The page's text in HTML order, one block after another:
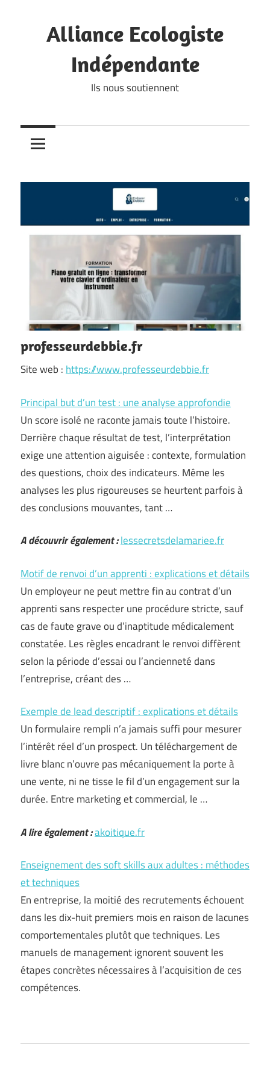
contentAlliance Ecologiste
Indépendante
Ils nous soutiennent
professeurdebbie.fr
Site web : https://www.professeurdebbie.fr
Principal but d’un test : une analyse approfondie
Un score isolé ne raconte jamais toute l’histoire.
Derrière chaque résultat de test, l’interprétation
exige une attention aiguisée : contexte, formulation
des questions, choix des indicateurs. Même les
analyses les plus rigoureuses se heurtent parfois à
des conclusions mouvantes, tant …
A découvrir également :lessecretsdelamariee.fr
Motif de renvoi d’un apprenti : explications et détails
Un employeur ne peut mettre fin au contrat d’un
apprenti sans respecter une procédure stricte, sauf
cas de faute grave ou d’inaptitude médicalement
constatée. Les règles encadrant le renvoi diffèrent
selon la période d’essai ou l’ancienneté dans
l’entreprise, créant des …
Exemple de lead descriptif : explications et détails
Un formulaire rempli n’a jamais suffi pour mesurer
l’intérêt réel d’un prospect. Un téléchargement de
livre blanc n’ouvre pas mécaniquement la porte à
une vente, ni ne tisse le fil d’un engagement sur la
durée. Entre marketing et commercial, le …
A lire également :akoitique.fr
Enseignement des soft skills aux adultes : méthodes
et techniques
En entreprise, la moitié des recrutements échouent
dans les dix-huit premiers mois en raison de lacunes
comportementales plutôt que techniques. Les
manuels de management ignorent souvent les
étapes concrètes nécessaires à l’acquisition de ces
compétences.